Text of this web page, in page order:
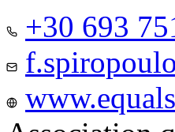
+30 693